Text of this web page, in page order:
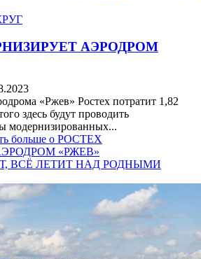
АЭРОДРОМ
«Ржев» Ростех потратит 1,82
здесь будут проводить
модернизированных...
больше о РОСТЕХ
«РЖЕВ»
ВСЁ ЛЕТИТ НАД РОДНЫМИ